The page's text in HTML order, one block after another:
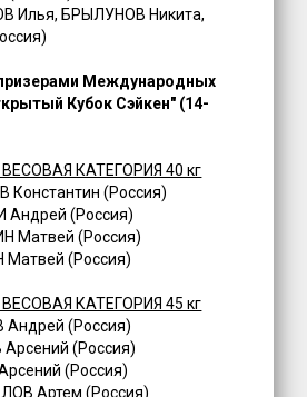
Илья, БРЫЛУНОВ Никита,
Международных
Кубок Сэйкен" (14-
КАТЕГОРИЯ 40 кг
(Россия)
Андрей (Россия)
Матвей (Россия)
(Россия)
КАТЕГОРИЯ 45 кг
Андрей (Россия)
(Россия)
(Россия)
Артем (Россия)